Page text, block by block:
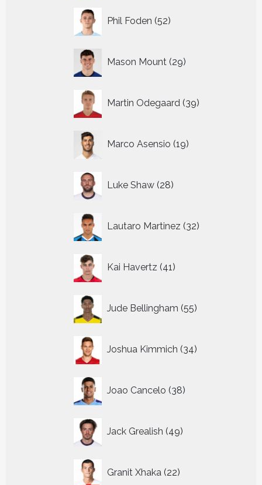
Phil Foden 52
producten
Mason Mount 29
producten
Martin Odegaard 39
producten
Marco Asensio 19
producten
Luke Shaw 28
producten
Lautaro Martinez 32
producten
Kai Havertz 41
producten
Jude Bellingham 55
producten
Joshua Kimmich 34
producten
Joao Cancelo 38
producten
Jack Grealish 49
producten
Granit Xhaka 22
producten